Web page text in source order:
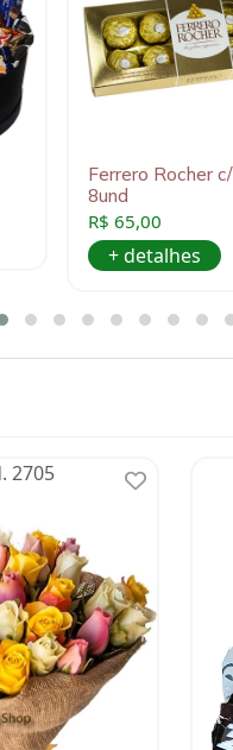
Ferrero Rocher c/
8und
R$ 65,00
+ detalhes
2705